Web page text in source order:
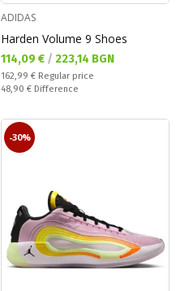
ADIDAS
Harden Volume 9 Shoes
Текуща цена:
114,09 € / 223,14 BGN
Regular price:
162,99 € Regular price
Спестявате:
48,90 € Difference
-30%